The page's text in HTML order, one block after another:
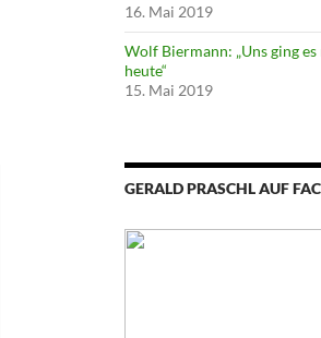
16. Mai 2019
Wolf Biermann: „Uns ging
heute“
15. Mai 2019
GERALD PRASCHL AUF